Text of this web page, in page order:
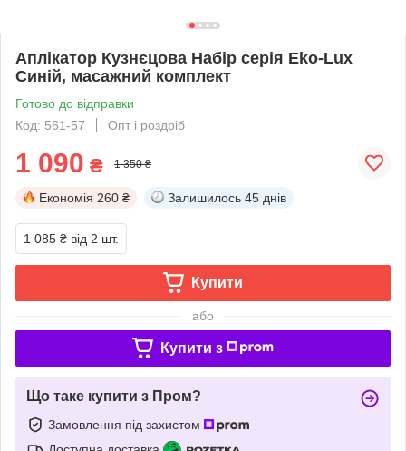
Аплікатор Кузнєцова Набір серія Eko-Lux
Синій, масажний комплект
Готово до відправки
Код: 561-57
Опт і роздріб
1 090 ₴ 1 350 ₴
Економія 260 ₴ Залишилось 45 днів
1 085 ₴ від 2 шт.
Купити
або
Купити з
Що таке купити з Пром?
Замовлення під захистом